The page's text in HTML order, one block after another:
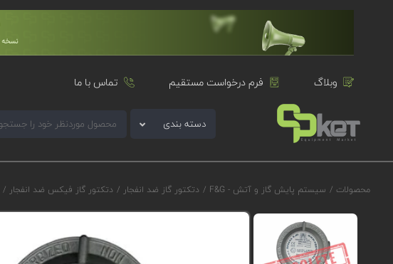
وبلاگ فرم درخواست مستقیم تماس با ما
دسته بندی
محصولات / سیستم پایش گاز و آتش - F&G / دتکتور گاز ضد انفجار / دتکتور گاز فیکس ضد انفجار /